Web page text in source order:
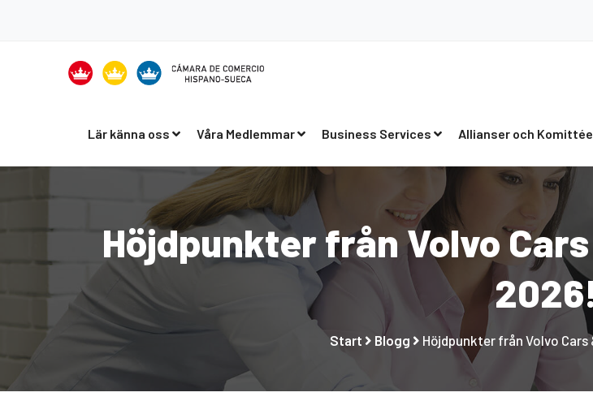
Lär känna oss Våra Medlemmar Business Services Allianser och
Höjdpunkter från Volvo
Start Blogg Höjdpunkter från Volvo Cars